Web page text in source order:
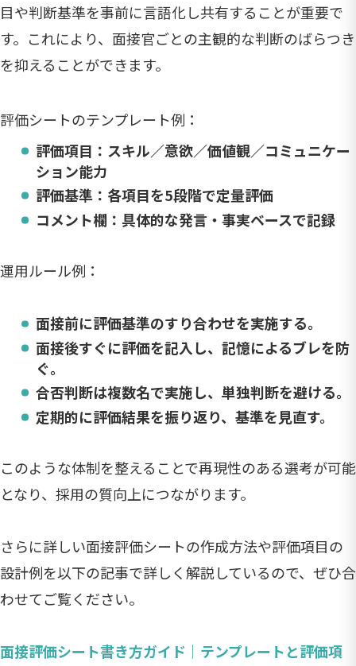
目や判断基準を事前に言語化し共有することが重要で
す。これにより、面接官ごとの主観的な判断のばらつき
を抑えることができます。
評価シートのテンプレート例：
評価項目：スキル／意欲／価値観／コミュニケー
ション能力
評価基準：各項目を5段階で定量評価
コメント欄：具体的な発言・事実ベースで記録
運用ルール例：
面接前に評価基準のすり合わせを実施する。
面接後すぐに評価を記入し、記憶によるブレを防
ぐ。
合否判断は複数名で実施し、単独判断を避ける。
定期的に評価結果を振り返り、基準を見直す。
このような体制を整えることで再現性のある選考が可能
となり、採用の質向上につながります。
さらに詳しい面接評価シートの作成方法や評価項目の
設計例を以下の記事で詳しく解説しているので、ぜひ合
わせてご覧ください。
面接評価シート書き方ガイド｜テンプレートと評価項